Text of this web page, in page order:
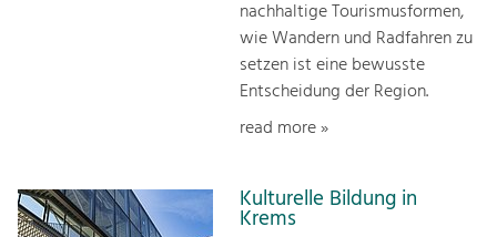
nachhaltige Tourismusformen,
wie Wandern und Radfahren zu
setzen ist eine bewusste
Entscheidung der Region.
read more »
Kulturelle Bildung in
Krems